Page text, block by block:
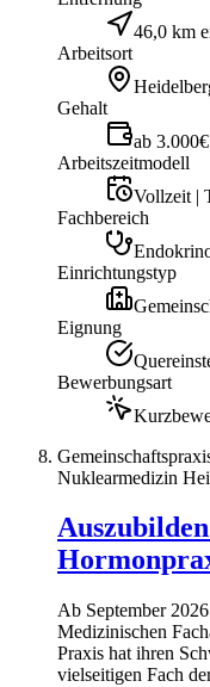
46,0 km
Arbeitsort
Gehalt
ab 3.000€
Arbeitszeitmodell
Vollzeit |
Fachbereich
Einrichtungstyp
Eignung
Bewerbungsart
Nuklearmedizin
Ab September
Medizinischen
Praxis hat ihren
vielseitigen Fach